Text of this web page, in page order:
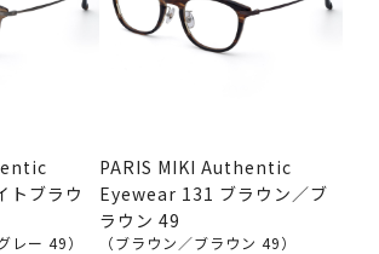
トブラウ
レー 49）
PARIS MIKI Authentic
Eyewear 131 ブラウン／ブ
ラウン 49
（ブラウン／ブラウン 49）